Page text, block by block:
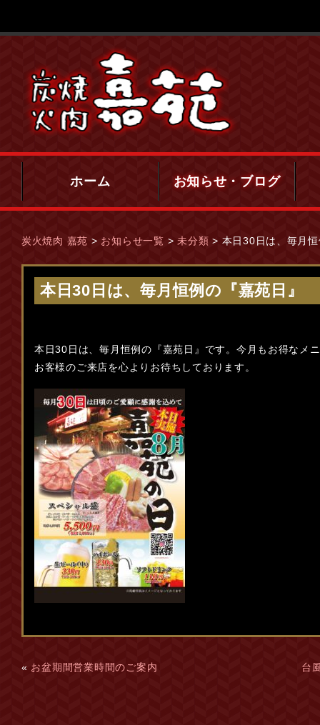
ホーム お知らせ・ブログ
炭火焼肉 嘉苑 > お知らせ一覧 >未分類 > 本日30日は、毎月
本日30日は、毎月恒例の『嘉苑日』
本日30日は、毎月恒例の『嘉苑日』です。今月もお得なメ
お客様のご来店を心よりお待ちしております。
« お盆期間営業時間のご案内 台